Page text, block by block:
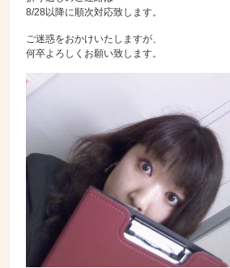
8/28以降に順次対応致します。
ご迷惑をおかけいたしますが、
何卒よろしくお願い致します。